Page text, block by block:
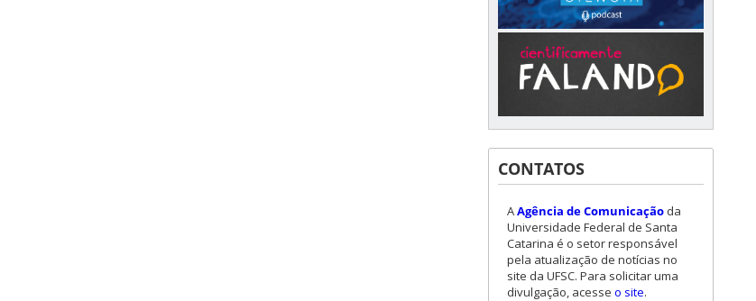
CONTATOS
AAgência de Comunicação da
Universidade Federal de Santa
Catarina é o setor responsável
pela atualização de notícias no
site da UFSC. Para solicitar uma
divulgação, acesse o site.